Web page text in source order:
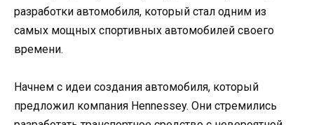
разработки автомобиля, который стал одним из
самых мощных спортивных автомобилей своего
времени.
Начнем с идеи создания автомобиля, который
предложил компания Hennessey. Они стремились